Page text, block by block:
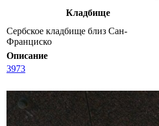
Кладбище
Сербское кладбище близ Сан-
Франциско
Описание
3973